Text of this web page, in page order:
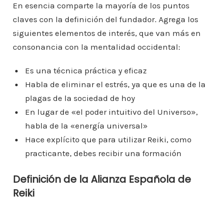
En esencia comparte la mayoría de los puntos
claves con la definición del fundador. Agrega los
siguientes elementos de interés, que van más en
consonancia con la mentalidad occidental:
Es una técnica práctica y eficaz
Habla de eliminar el estrés, ya que es una de la
plagas de la sociedad de hoy
En lugar de «el poder intuitivo del Universo»,
habla de la «energía universal»
Hace explícito que para utilizar Reiki, como
practicante, debes recibir una formación
Definición de la Alianza Española de
Reiki